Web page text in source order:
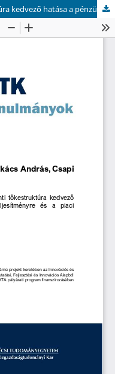
Az aranymetszés szerinti tőkestruktúra kedvező hatása a pénzügyi teljesítményre és a piaci elfogadottságra